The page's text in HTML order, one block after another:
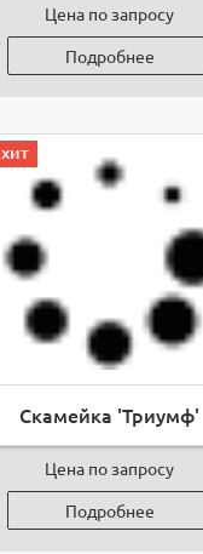
Цена по запросу
Подробнее
хит
Скамейка 'Триумф'
Цена по запросу
Подробнее